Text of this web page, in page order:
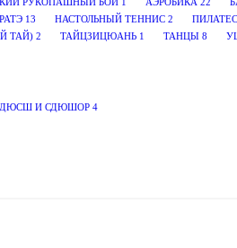
13 НАСТОЛЬНЫЙ ТЕННИС 2 ПИЛАТЕС
ТАЙ) 2 ТАЙЦЗИЦЮАНЬ 1 ТАНЦЫ 8
ДЮСШ И СДЮШОР 4